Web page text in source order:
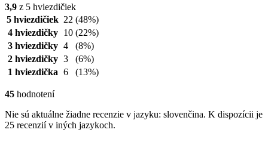
3,9 z 5 hviezdičiek
5 hviezdičiek 22 (48%)
4 hviezdičky
10 (22%)
3 hviezdičky 4
(8%)
2 hviezdičky 3
(6%)
1 hviezdička 6 (13%)
45 hodnotení
Nie sú aktuálne žiadne recenzie v jazyku: slovenčina. K dispozícii je
25 recenzií v iných jazykoch.